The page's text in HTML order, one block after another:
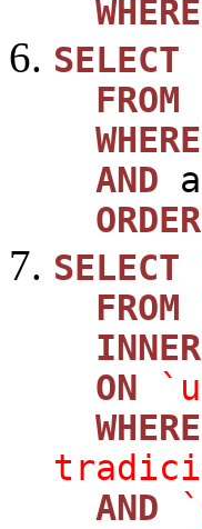
WHERE
SELECT
FROM
WHERE
AND
ORDER
SELECT
FROM
INNER
ON
WHERE
AND